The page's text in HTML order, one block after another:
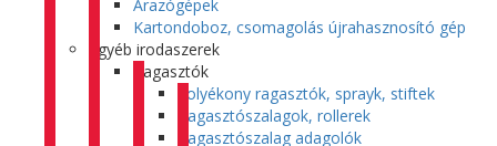
Árazógépek
Kartondoboz, csomagolás újrahasznosító gép
Egyéb irodaszerek
Ragasztók
Folyékony ragasztók, sprayk, stiftek
Ragasztószalagok, rollerek
Ragasztószalag adagolók